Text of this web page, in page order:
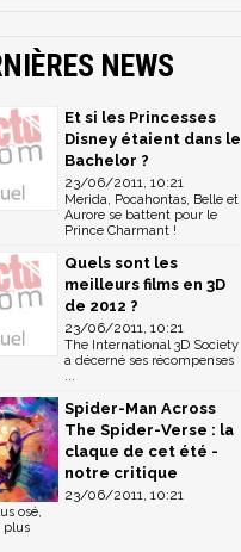
NEWS
Et si les Princesses
Disney étaient dans le
Bachelor ?
23/06/2011, 10:21
Merida, Pocahontas, Belle et
Aurore se battent pour le
Prince Charmant !
Quels sont les
meilleurs films en 3D
de 2012 ?
23/06/2011, 10:21
The International 3D Society
a décerné ses récompenses
...
Spider-Man Across
The Spider-Verse : la
claque de cet été -
notre critique
23/06/2011, 10:21
osé,
plus